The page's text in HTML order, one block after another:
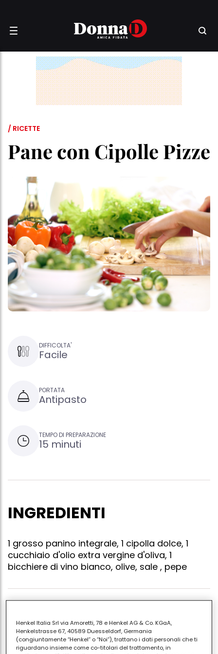
/ RICETTE
Pane con Cipolle Pizze
DIFFICOLTA'
Facile
PORTATA
Antipasto
TEMPO DI PREPARAZIONE
15 minuti
INGREDIENTI
1 grosso panino integrale, 1 cipolla dolce, 1
cucchiaio d'olio extra vergine d'oliva, 1
bicchiere di vino bianco, olive, sale , pepe
cuocere a fuoco lento nel vino bianco per una
decina di minuti circa; insaporitela con un pizzico di
sale e uno di pepe; sminuzzate grossolanamente le
Henkel Italia Srl via Amoretti, 78 e Henkel AG & Co. KGaA,
Henkelstrasse 67, 40589 Duesseldorf, Germania
(congiuntamente “Henkel” o “Noi”), trattano i dati personali che ti
riguardano insieme come co-titolari del trattamento, in